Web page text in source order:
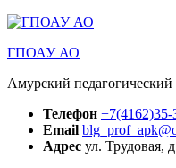
ГПОАУ АО
Амурский педагогический
Телефон +7(4162)35-
Email
Адрес ул. Трудовая,